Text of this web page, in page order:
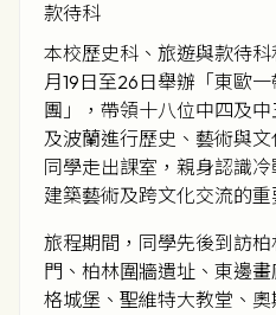
款待科
本校歷史科、旅遊與款待
月19日至26日舉辦「東歐
團」，帶領十八位中四及
及波蘭進行歷史、藝術與
同學走出課室，親身認識
建築藝術及跨文化交流的重
旅程期間，同學先後到訪
門、柏林圍牆遺址、東邊
格城堡、聖維特大教堂、